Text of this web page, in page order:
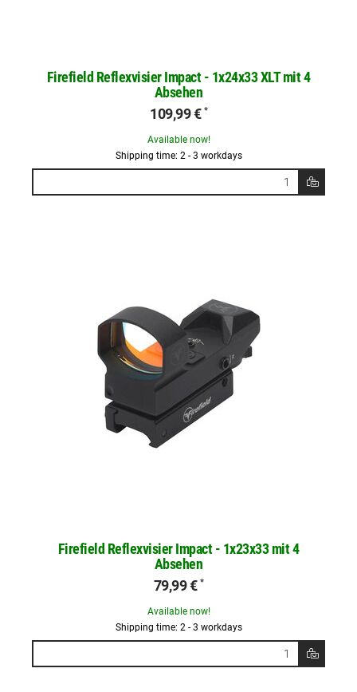
Firefield Reflexvisier Impact - 1x24x33 XLT mit 4
Absehen
109,99 € *
Available now!
Shipping time: 2 - 3 workdays
Firefield Reflexvisier Impact - 1x23x33 mit 4
Absehen
79,99 € *
Available now!
Shipping time: 2 - 3 workdays